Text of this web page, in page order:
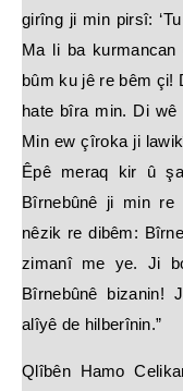
girîng ji min pirsî:
Ma li ba
bûm ku jê re bêm çi!
hate bîra min. Di wê
Min ew çîroka ji
Êpê meraq kir û
Bîrnebûnê ji min
nêzik re dibêm:
zimanî me ye. Ji
Bîrnebûnê bizanin!
alîyê de hilberînin.”
Qlîbên Hamo